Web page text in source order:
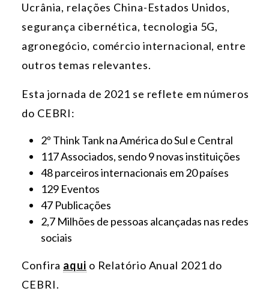
Ucrânia, relações China-Estados Unidos,
segurança cibernética, tecnologia 5G,
agronegócio, comércio internacional, entre
outros temas relevantes.
Esta jornada de 2021 se reflete em números
do CEBRI:
2º Think Tank na América do Sul e Central
117 Associados, sendo 9 novas instituições
48 parceiros internacionais em 20 países
129 Eventos
47 Publicações
2,7 Milhões de pessoas alcançadas nas redes
sociais
Confira aqui o Relatório Anual 2021 do
CEBRI.